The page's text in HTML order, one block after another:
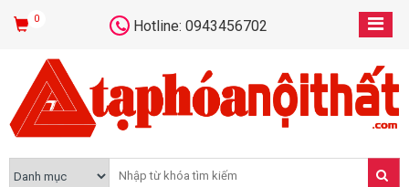
0 Hotline: 0943456702